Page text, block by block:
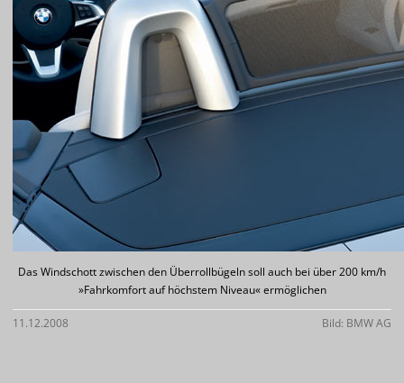
Das Windschott zwischen den Überrollbügeln soll auch bei über 200 km/h
»Fahrkomfort auf höchstem Niveau« ermöglichen
11.12.2008 Bild: BMW AG